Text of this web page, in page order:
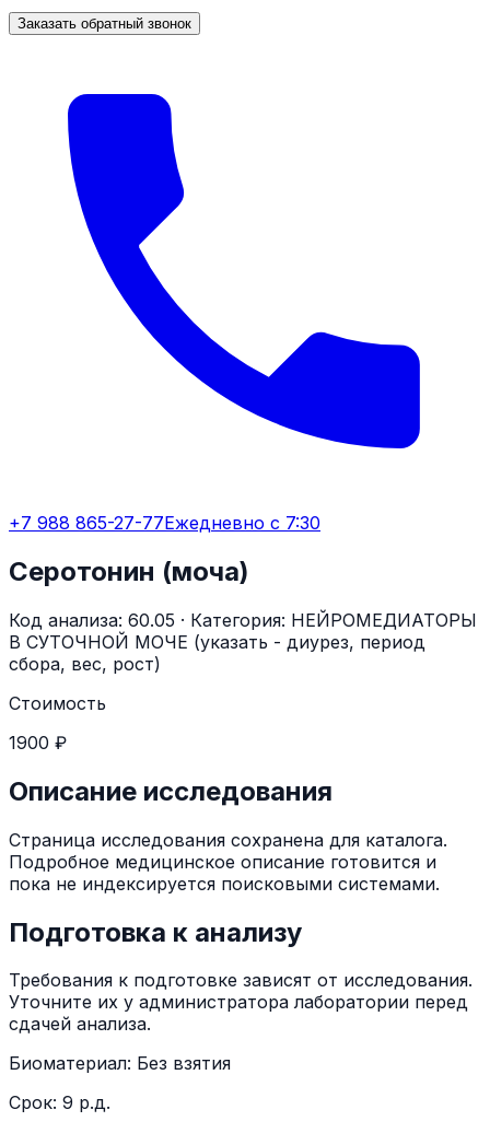
Заказать обратный звонок
+7 988 865-27-77Ежедневно с 7:30
Серотонин (моча)
Код анализа: 60.05 · Категория: НЕЙРОМЕДИАТОРЫ
В СУТОЧНОЙ МОЧЕ (указать - диурез, период
сбора, вес, рост)
Стоимость
1900 ₽
Описание исследования
Страница исследования сохранена для каталога.
Подробное медицинское описание готовится и
пока не индексируется поисковыми системами.
Подготовка к анализу
Требования к подготовке зависят от исследования.
Уточните их у администратора лаборатории перед
сдачей анализа.
Биоматериал: Без взятия
Срок: 9 р.д.